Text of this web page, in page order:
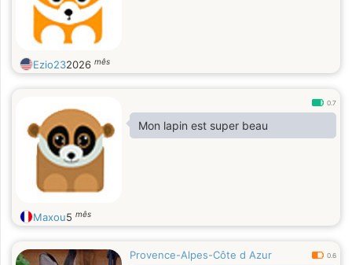
Ezio232026 mês
0.7
Mon lapin est super beau
Maxou5 mês
Provence-Alpes-Côte d Azur 0.6